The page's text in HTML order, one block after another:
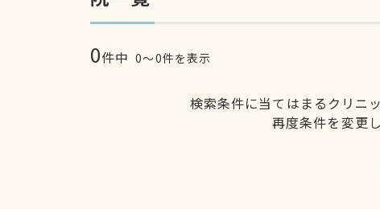
0件中 0〜0件を表示
検索条件に当てはまるクリニ
再度条件を変更